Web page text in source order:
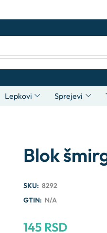
Lepkovi Sprejevi
Blok
SKU: 8292
GTIN: N/A
145 RSD